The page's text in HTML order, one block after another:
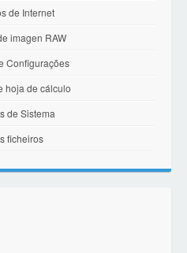
de Internet
imagen RAW
Configurações
hoja de cálculo
de Sistema
ficheiros